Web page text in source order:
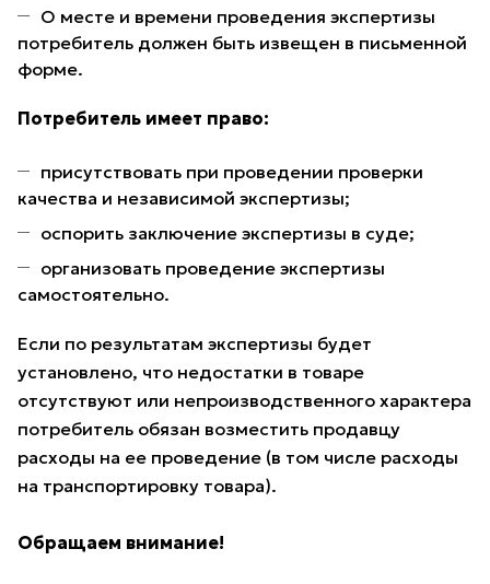
О месте и времени проведения экспертизы
потребитель должен быть извещен в письменной
форме.
Потребитель имеет право:
присутствовать при проведении проверки
качества и независимой экспертизы;
оспорить заключение экспертизы в суде;
организовать проведение экспертизы
самостоятельно.
Если по результатам экспертизы будет
установлено, что недостатки в товаре
отсутствуют или непроизводственного характера
потребитель обязан возместить продавцу
расходы на ее проведение (в том числе расходы
на транспортировку товара).
Обращаем внимание!